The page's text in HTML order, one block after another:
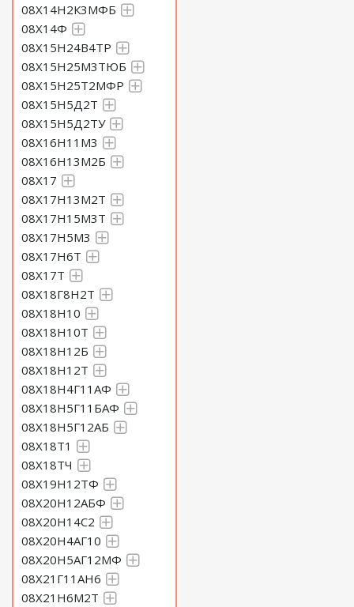
08Х14Н2К3МФБ
08Х14Ф
08Х15Н24В4ТР
08Х15Н25М3ТЮБ
08Х15Н25Т2МФР
08Х15Н5Д2Т
08Х15Н5Д2ТУ
08Х16Н11М3
08Х16Н13М2Б
08Х17
08Х17Н13М2Т
08Х17Н15М3Т
08Х17Н5М3
08Х17Н6Т
08Х17Т
08Х18Г8Н2Т
08Х18Н10
08Х18Н10Т
08Х18Н12Б
08Х18Н12Т
08Х18Н4Г11АФ
08Х18Н5Г11БАФ
08Х18Н5Г12АБ
08Х18Т1
08Х18ТЧ
08Х19Н12ТФ
08Х20Н12АБФ
08Х20Н14С2
08Х20Н4АГ10
08Х20Н5АГ12МФ
08Х21Г11АН6
08Х21Н6М2Т